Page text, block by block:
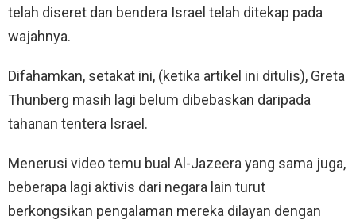
telah diseret dan bendera Israel telah ditekap pada
wajahnya.
Difahamkan, setakat ini, (ketika artikel ini ditulis), Greta
Thunberg masih lagi belum dibebaskan daripada
tahanan tentera Israel.
Menerusi video temu bual Al-Jazeera yang sama juga,
beberapa lagi aktivis dari negara lain turut
berkongsikan pengalaman mereka dilayan dengan